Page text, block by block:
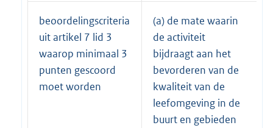
beoordelingscriteria
uit artikel 7 lid 3
waarop minimaal 3
punten gescoord
moet worden
(a) de mate waarin
de activiteit
bijdraagt aan het
bevorderen van de
kwaliteit van de
leefomgeving in de
buurt en gebieden